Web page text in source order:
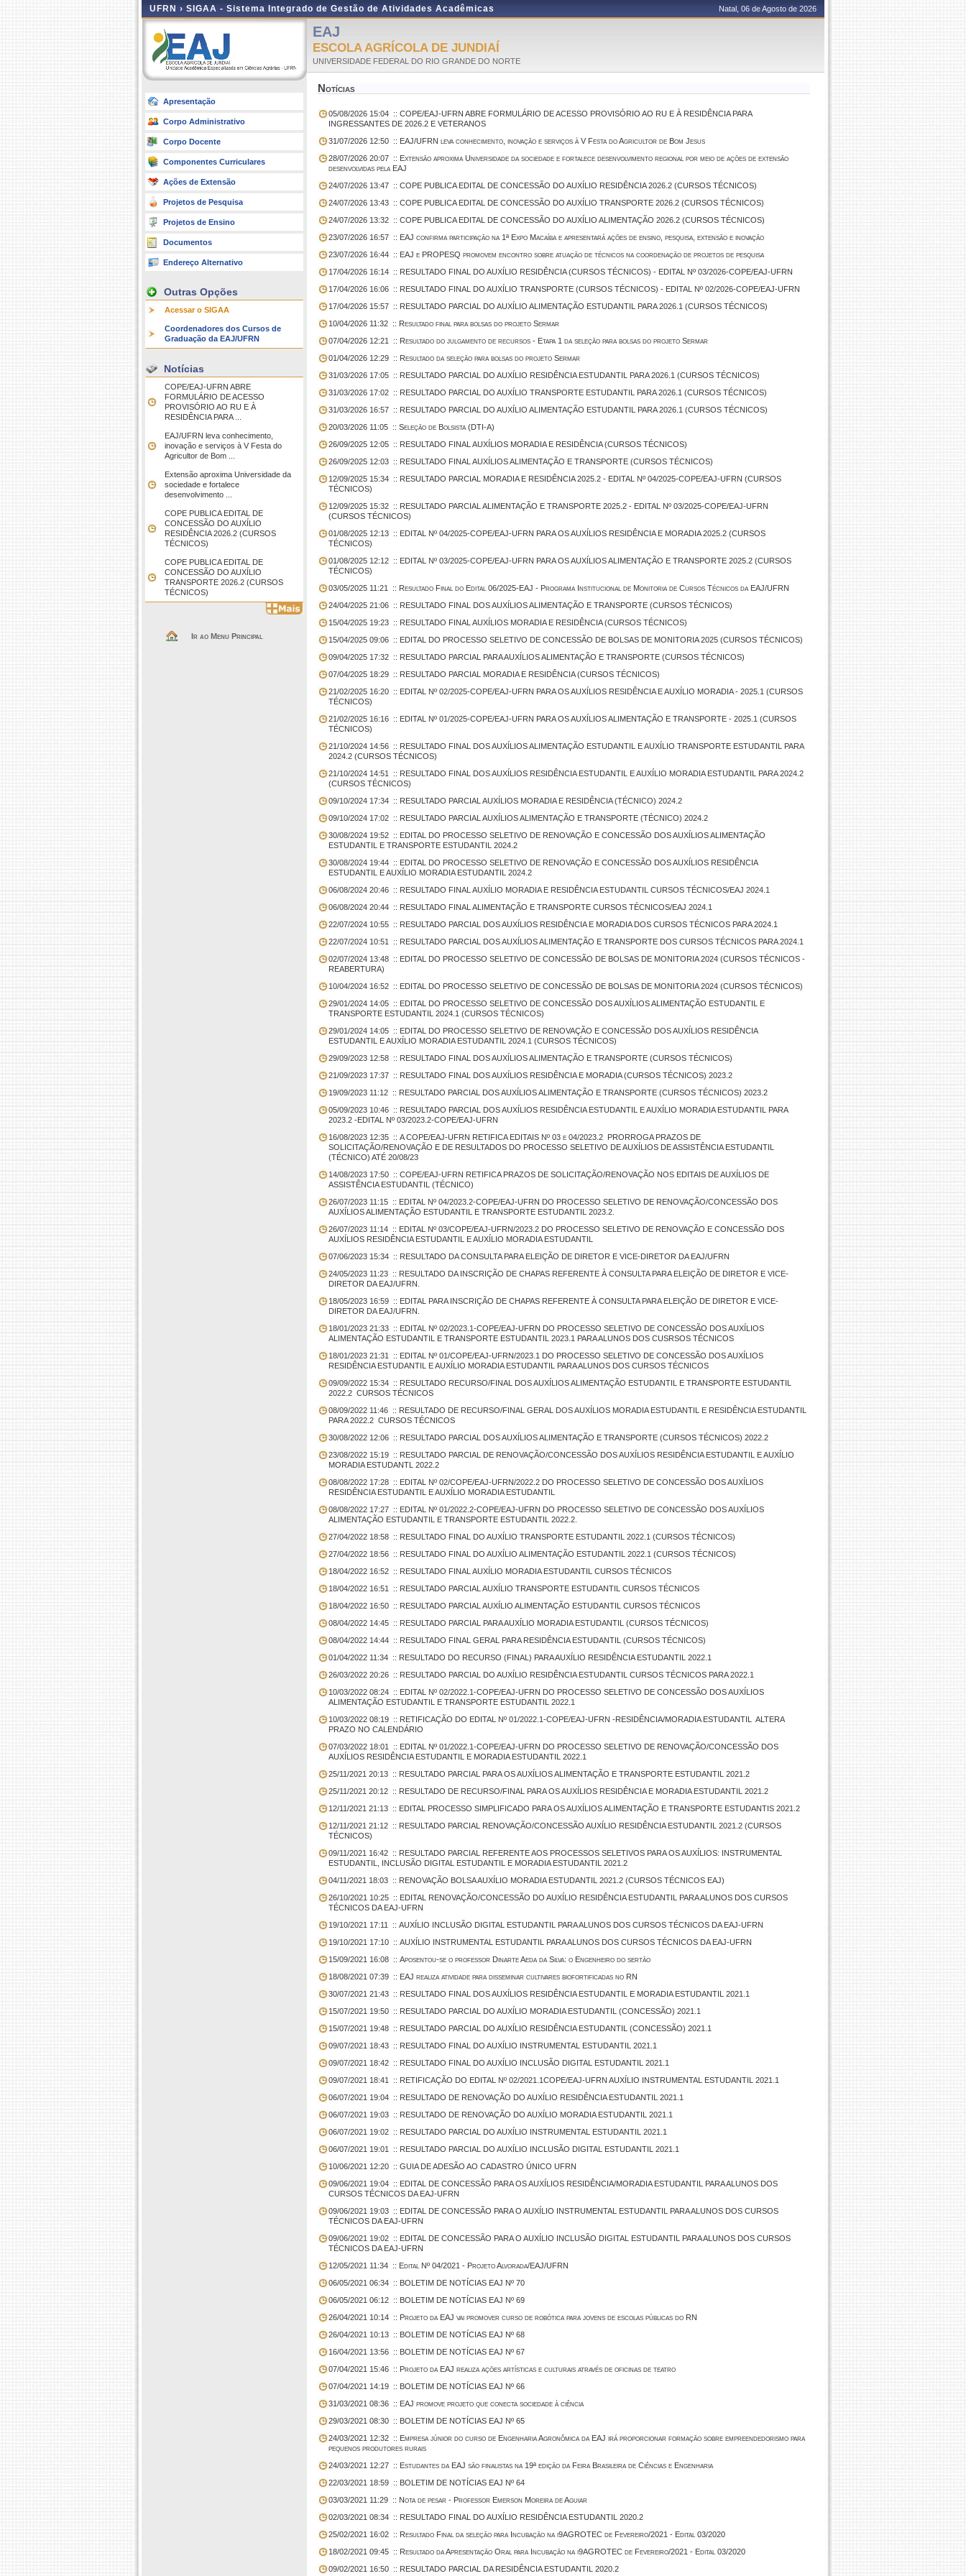
UFRN › SIGAA - Sistema Integrado de Gestão de Atividades Acadêmicas Natal, 06 de Agosto de 2026
Apresentação
Corpo Administrativo
Corpo Docente
Componentes Curriculares
Ações de Extensão
Projetos de Pesquisa
Projetos de Ensino
Documentos
Endereço Alternativo
Outras Opções
Acessar o SIGAA
Coordenadores dos Cursos de
Graduação da EAJ/UFRN
Notícias
COPE/EAJ-UFRN ABRE
FORMULÁRIO DE ACESSO
PROVISÓRIO AO RU E À
RESIDÊNCIA PARA ...
EAJ/UFRN leva conhecimento,
inovação e serviços à V Festa do
Agricultor de Bom ...
Extensão aproxima Universidade da
sociedade e fortalece
desenvolvimento ...
COPE PUBLICA EDITAL DE
CONCESSÃO DO AUXÍLIO
RESIDÊNCIA 2026.2 (CURSOS
TÉCNICOS)
COPE PUBLICA EDITAL DE
CONCESSÃO DO AUXÍLIO
TRANSPORTE 2026.2 (CURSOS
TÉCNICOS)
Ir ao Menu Principal
EAJ
ESCOLA AGRÍCOLA DE JUNDIAÍ
UNIVERSIDADE FEDERAL DO RIO GRANDE DO NORTE
Notícias
05/08/2026 15:04 :: COPE/EAJ-UFRN ABRE FORMULÁRIO DE ACESSO PROVISÓRIO AO RU E À RESIDÊNCIA PARA
INGRESSANTES DE 2026.2 E VETERANOS
31/07/2026 12:50 :: EAJ/UFRN leva conhecimento, inovação e serviços à V Festa do Agricultor de Bom Jesus
28/07/2026 20:07 :: Extensão aproxima Universidade da sociedade e fortalece desenvolvimento regional por meio de ações de extensão
desenvolvidas pela EAJ
24/07/2026 13:47 :: COPE PUBLICA EDITAL DE CONCESSÃO DO AUXÍLIO RESIDÊNCIA 2026.2 (CURSOS TÉCNICOS)
24/07/2026 13:43 :: COPE PUBLICA EDITAL DE CONCESSÃO DO AUXÍLIO TRANSPORTE 2026.2 (CURSOS TÉCNICOS)
24/07/2026 13:32 :: COPE PUBLICA EDITAL DE CONCESSÃO DO AUXÍLIO ALIMENTAÇÃO 2026.2 (CURSOS TÉCNICOS)
23/07/2026 16:57 :: EAJ confirma participação na 1ª Expo Macaíba e apresentará ações de ensino, pesquisa, extensão e inovação
23/07/2026 16:44 :: EAJ e PROPESQ promovem encontro sobre atuação de técnicos na coordenação de projetos de pesquisa
17/04/2026 16:14 :: RESULTADO FINAL DO AUXÍLIO RESIDÊNCIA (CURSOS TÉCNICOS) - EDITAL Nº 03/2026-COPE/EAJ-UFRN
17/04/2026 16:06 :: RESULTADO FINAL DO AUXÍLIO TRANSPORTE (CURSOS TÉCNICOS) - EDITAL Nº 02/2026-COPE/EAJ-UFRN
17/04/2026 15:57 :: RESULTADO PARCIAL DO AUXÍLIO ALIMENTAÇÃO ESTUDANTIL PARA 2026.1 (CURSOS TÉCNICOS)
10/04/2026 11:32 :: Resultado final para bolsas do projeto Sermar
07/04/2026 12:21
:: Resultado do julgamento de recursos - Etapa 1 da seleção para bolsas do projeto Sermar
01/04/2026 12:29 :: Resultado da seleção para bolsas do projeto Sermar
31/03/2026 17:05 :: RESULTADO PARCIAL DO AUXÍLIO RESIDÊNCIA ESTUDANTIL PARA 2026.1 (CURSOS TÉCNICOS)
31/03/2026 17:02 :: RESULTADO PARCIAL DO AUXÍLIO TRANSPORTE ESTUDANTIL PARA 2026.1 (CURSOS TÉCNICOS)
31/03/2026 16:57 :: RESULTADO PARCIAL DO AUXÍLIO ALIMENTAÇÃO ESTUDANTIL PARA 2026.1 (CURSOS TÉCNICOS)
20/03/2026 11:05 :: Seleção de Bolsista (DTI-A)
26/09/2025 12:05 :: RESULTADO FINAL AUXÍLIOS MORADIA E RESIDÊNCIA (CURSOS TÉCNICOS)
26/09/2025 12:03 :: RESULTADO FINAL AUXÍLIOS ALIMENTAÇÃO E TRANSPORTE (CURSOS TÉCNICOS)
12/09/2025 15:34 :: RESULTADO PARCIAL MORADIA E RESIDÊNCIA 2025.2 - EDITAL Nº 04/2025-COPE/EAJ-UFRN (CURSOS
TÉCNICOS)
12/09/2025 15:32 :: RESULTADO PARCIAL ALIMENTAÇÃO E TRANSPORTE 2025.2 - EDITAL Nº 03/2025-COPE/EAJ-UFRN
(CURSOS TÉCNICOS)
01/08/2025 12:13 :: EDITAL Nº 04/2025-COPE/EAJ-UFRN PARA OS AUXÍLIOS RESIDÊNCIA E MORADIA 2025.2 (CURSOS
TÉCNICOS)
01/08/2025 12:12 :: EDITAL Nº 03/2025-COPE/EAJ-UFRN PARA OS AUXÍLIOS ALIMENTAÇÃO E TRANSPORTE 2025.2 (CURSOS
TÉCNICOS)
03/05/2025 11:21
:: Resultado Final do Edital 06/2025-EAJ - Programa Institucional de Monitoria de Cursos Técnicos da EAJ/UFRN
24/04/2025 21:06 :: RESULTADO FINAL DOS AUXÍLIOS ALIMENTAÇÃO E TRANSPORTE (CURSOS TÉCNICOS)
15/04/2025 19:23 :: RESULTADO FINAL AUXÍLIOS MORADIA E RESIDÊNCIA (CURSOS TÉCNICOS)
15/04/2025 09:06 :: EDITAL DO PROCESSO SELETIVO DE CONCESSÃO DE BOLSAS DE MONITORIA 2025 (CURSOS TÉCNICOS)
09/04/2025 17:32 :: RESULTADO PARCIAL PARA AUXÍLIOS ALIMENTAÇÃO E TRANSPORTE (CURSOS TÉCNICOS)
07/04/2025 18:29 :: RESULTADO PARCIAL MORADIA E RESIDÊNCIA (CURSOS TÉCNICOS)
21/02/2025 16:20 :: EDITAL Nº 02/2025-COPE/EAJ-UFRN PARA OS AUXÍLIOS RESIDÊNCIA E AUXÍLIO MORADIA - 2025.1 (CURSOS
TÉCNICOS)
21/02/2025 16:16 :: EDITAL Nº 01/2025-COPE/EAJ-UFRN PARA OS AUXÍLIOS ALIMENTAÇÃO E TRANSPORTE - 2025.1 (CURSOS
TÉCNICOS)
21/10/2024 14:56 :: RESULTADO FINAL DOS AUXÍLIOS ALIMENTAÇÃO ESTUDANTIL E AUXÍLIO TRANSPORTE ESTUDANTIL PARA
2024.2 (CURSOS TÉCNICOS)
21/10/2024 14:51
:: RESULTADO FINAL DOS AUXÍLIOS RESIDÊNCIA ESTUDANTIL E AUXÍLIO MORADIA ESTUDANTIL PARA 2024.2
(CURSOS TÉCNICOS)
09/10/2024 17:34 :: RESULTADO PARCIAL AUXÍLIOS MORADIA E RESIDÊNCIA (TÉCNICO) 2024.2
09/10/2024 17:02 :: RESULTADO PARCIAL AUXÍLIOS ALIMENTAÇÃO E TRANSPORTE (TÉCNICO) 2024.2
30/08/2024 19:52 :: EDITAL DO PROCESSO SELETIVO DE RENOVAÇÃO E CONCESSÃO DOS AUXÍLIOS ALIMENTAÇÃO
ESTUDANTIL E TRANSPORTE ESTUDANTIL 2024.2
30/08/2024 19:44 :: EDITAL DO PROCESSO SELETIVO DE RENOVAÇÃO E CONCESSÃO DOS AUXÍLIOS RESIDÊNCIA
ESTUDANTIL E AUXÍLIO MORADIA ESTUDANTIL 2024.2
06/08/2024 20:46 :: RESULTADO FINAL AUXÍLIO MORADIA E RESIDÊNCIA ESTUDANTIL CURSOS TÉCNICOS/EAJ 2024.1
06/08/2024 20:44 :: RESULTADO FINAL ALIMENTAÇÃO E TRANSPORTE CURSOS TÉCNICOS/EAJ 2024.1
22/07/2024 10:55 :: RESULTADO PARCIAL DOS AUXÍLIOS RESIDÊNCIA E MORADIA DOS CURSOS TÉCNICOS PARA 2024.1
22/07/2024 10:51
:: RESULTADO PARCIAL DOS AUXÍLIOS ALIMENTAÇÃO E TRANSPORTE DOS CURSOS TÉCNICOS PARA 2024.1
02/07/2024 13:48 :: EDITAL DO PROCESSO SELETIVO DE CONCESSÃO DE BOLSAS DE MONITORIA 2024 (CURSOS TÉCNICOS -
REABERTURA)
10/04/2024 16:52 :: EDITAL DO PROCESSO SELETIVO DE CONCESSÃO DE BOLSAS DE MONITORIA 2024 (CURSOS TÉCNICOS)
29/01/2024 14:05 :: EDITAL DO PROCESSO SELETIVO DE CONCESSÃO DOS AUXÍLIOS ALIMENTAÇÃO ESTUDANTIL E
TRANSPORTE ESTUDANTIL 2024.1 (CURSOS TÉCNICOS)
29/01/2024 14:05 :: EDITAL DO PROCESSO SELETIVO DE RENOVAÇÃO E CONCESSÃO DOS AUXÍLIOS RESIDÊNCIA
ESTUDANTIL E AUXÍLIO MORADIA ESTUDANTIL 2024.1 (CURSOS TÉCNICOS)
29/09/2023 12:58 :: RESULTADO FINAL DOS AUXÍLIOS ALIMENTAÇÃO E TRANSPORTE (CURSOS TÉCNICOS)
21/09/2023 17:37 :: RESULTADO FINAL DOS AUXÍLIOS RESIDÊNCIA E MORADIA (CURSOS TÉCNICOS) 2023.2
19/09/2023 11:12 :: RESULTADO PARCIAL DOS AUXÍLIOS ALIMENTAÇÃO E TRANSPORTE (CURSOS TÉCNICOS) 2023.2
05/09/2023 10:46 :: RESULTADO PARCIAL DOS AUXÍLIOS RESIDÊNCIA ESTUDANTIL E AUXÍLIO MORADIA ESTUDANTIL PARA
2023.2 -EDITAL Nº 03/2023.2-COPE/EAJ-UFRN
16/08/2023 12:35 :: A COPE/EAJ-UFRN RETIFICA EDITAIS Nº 03 e 04/2023.2  PRORROGA PRAZOS DE
SOLICITAÇÃO/RENOVAÇÃO E DE RESULTADOS DO PROCESSO SELETIVO DE AUXÍLIOS DE ASSISTÊNCIA ESTUDANTIL
(TÉCNICO) ATÉ 20/08/23
14/08/2023 17:50 :: COPE/EAJ-UFRN RETIFICA PRAZOS DE SOLICITAÇÃO/RENOVAÇÃO NOS EDITAIS DE AUXÍLIOS DE
ASSISTÊNCIA ESTUDANTIL (TÉCNICO)
26/07/2023 11:15 :: EDITAL Nº 04/2023.2-COPE/EAJ-UFRN DO PROCESSO SELETIVO DE RENOVAÇÃO/CONCESSÃO DOS
AUXÍLIOS ALIMENTAÇÃO ESTUDANTIL E TRANSPORTE ESTUDANTIL 2023.2.
26/07/2023 11:14 :: EDITAL Nº 03/COPE/EAJ-UFRN/2023.2 DO PROCESSO SELETIVO DE RENOVAÇÃO E CONCESSÃO DOS
AUXÍLIOS RESIDÊNCIA ESTUDANTIL E AUXÍLIO MORADIA ESTUDANTIL
07/06/2023 15:34 :: RESULTADO DA CONSULTA PARA ELEIÇÃO DE DIRETOR E VICE-DIRETOR DA EAJ/UFRN
24/05/2023 11:23 :: RESULTADO DA INSCRIÇÃO DE CHAPAS REFERENTE À CONSULTA PARA ELEIÇÃO DE DIRETOR E VICE-
DIRETOR DA EAJ/UFRN.
18/05/2023 16:59 :: EDITAL PARA INSCRIÇÃO DE CHAPAS REFERENTE À CONSULTA PARA ELEIÇÃO DE DIRETOR E VICE-
DIRETOR DA EAJ/UFRN.
18/01/2023 21:33 :: EDITAL Nº 02/2023.1-COPE/EAJ-UFRN DO PROCESSO SELETIVO DE CONCESSÃO DOS AUXÍLIOS
ALIMENTAÇÃO ESTUDANTIL E TRANSPORTE ESTUDANTIL 2023.1 PARA ALUNOS DOS CUSRSOS TÉCNICOS
18/01/2023 21:31
:: EDITAL Nº 01/COPE/EAJ-UFRN/2023.1 DO PROCESSO SELETIVO DE CONCESSÃO DOS AUXÍLIOS
RESIDÊNCIA ESTUDANTIL E AUXÍLIO MORADIA ESTUDANTIL PARA ALUNOS DOS CURSOS TÉCNICOS
09/09/2022 15:34 :: RESULTADO RECURSO/FINAL DOS AUXÍLIOS ALIMENTAÇÃO ESTUDANTIL E TRANSPORTE ESTUDANTIL
2022.2  CURSOS TÉCNICOS
08/09/2022 11:46 :: RESULTADO DE RECURSO/FINAL GERAL DOS AUXÍLIOS MORADIA ESTUDANTIL E RESIDÊNCIA ESTUDANTIL
PARA 2022.2  CURSOS TÉCNICOS
30/08/2022 12:06 :: RESULTADO PARCIAL DOS AUXÍLIOS ALIMENTAÇÃO E TRANSPORTE (CURSOS TÉCNICOS) 2022.2
23/08/2022 15:19 :: RESULTADO PARCIAL DE RENOVAÇÃO/CONCESSÃO DOS AUXÍLIOS RESIDÊNCIA ESTUDANTIL E AUXÍLIO
MORADIA ESTUDANTL 2022.2
08/08/2022 17:28 :: EDITAL Nº 02/COPE/EAJ-UFRN/2022.2 DO PROCESSO SELETIVO DE CONCESSÃO DOS AUXÍLIOS
RESIDÊNCIA ESTUDANTIL E AUXÍLIO MORADIA ESTUDANTIL
08/08/2022 17:27 :: EDITAL Nº 01/2022.2-COPE/EAJ-UFRN DO PROCESSO SELETIVO DE CONCESSÃO DOS AUXÍLIOS
ALIMENTAÇÃO ESTUDANTIL E TRANSPORTE ESTUDANTIL 2022.2.
27/04/2022 18:58 :: RESULTADO FINAL DO AUXÍLIO TRANSPORTE ESTUDANTIL 2022.1 (CURSOS TÉCNICOS)
27/04/2022 18:56 :: RESULTADO FINAL DO AUXÍLIO ALIMENTAÇÃO ESTUDANTIL 2022.1 (CURSOS TÉCNICOS)
18/04/2022 16:52 :: RESULTADO FINAL AUXÍLIO MORADIA ESTUDANTIL CURSOS TÉCNICOS
18/04/2022 16:51
:: RESULTADO PARCIAL AUXÍLIO TRANSPORTE ESTUDANTIL CURSOS TÉCNICOS
18/04/2022 16:50 :: RESULTADO PARCIAL AUXÍLIO ALIMENTAÇÃO ESTUDANTIL CURSOS TÉCNICOS
08/04/2022 14:45 :: RESULTADO PARCIAL PARA AUXÍLIO MORADIA ESTUDANTIL (CURSOS TÉCNICOS)
08/04/2022 14:44 :: RESULTADO FINAL GERAL PARA RESIDÊNCIA ESTUDANTIL (CURSOS TÉCNICOS)
01/04/2022 11:34 :: RESULTADO DO RECURSO (FINAL) PARA AUXÍLIO RESIDÊNCIA ESTUDANTIL 2022.1
26/03/2022 20:26 :: RESULTADO PARCIAL DO AUXÍLIO RESIDÊNCIA ESTUDANTIL CURSOS TÉCNICOS PARA 2022.1
10/03/2022 08:24 :: EDITAL Nº 02/2022.1-COPE/EAJ-UFRN DO PROCESSO SELETIVO DE CONCESSÃO DOS AUXÍLIOS
ALIMENTAÇÃO ESTUDANTIL E TRANSPORTE ESTUDANTIL 2022.1
10/03/2022 08:19 :: RETIFICAÇÃO DO EDITAL Nº 01/2022.1-COPE/EAJ-UFRN -RESIDÊNCIA/MORADIA ESTUDANTIL  ALTERA
PRAZO NO CALENDÁRIO
07/03/2022 18:01
:: EDITAL Nº 01/2022.1-COPE/EAJ-UFRN DO PROCESSO SELETIVO DE RENOVAÇÃO/CONCESSÃO DOS
AUXÍLIOS RESIDÊNCIA ESTUDANTIL E MORADIA ESTUDANTIL 2022.1
25/11/2021 20:13 :: RESULTADO PARCIAL PARA OS AUXÍLIOS ALIMENTAÇÃO E TRANSPORTE ESTUDANTIL 2021.2
25/11/2021 20:12 :: RESULTADO DE RECURSO/FINAL PARA OS AUXÍLIOS RESIDÊNCIA E MORADIA ESTUDANTIL 2021.2
12/11/2021 21:13 :: EDITAL PROCESSO SIMPLIFICADO PARA OS AUXÍLIOS ALIMENTAÇÃO E TRANSPORTE ESTUDANTIS 2021.2
12/11/2021 21:12 :: RESULTADO PARCIAL RENOVAÇÃO/CONCESSÃO AUXÍLIO RESIDÊNCIA ESTUDANTIL 2021.2 (CURSOS
TÉCNICOS)
09/11/2021 16:42 :: RESULTADO PARCIAL REFERENTE AOS PROCESSOS SELETIVOS PARA OS AUXÍLIOS: INSTRUMENTAL
ESTUDANTIL, INCLUSÃO DIGITAL ESTUDANTIL E MORADIA ESTUDANTIL 2021.2
04/11/2021 18:03 :: RENOVAÇÃO BOLSA AUXÍLIO MORADIA ESTUDANTIL 2021.2 (CURSOS TÉCNICOS EAJ)
26/10/2021 10:25 :: EDITAL RENOVAÇÃO/CONCESSÃO DO AUXÍLIO RESIDÊNCIA ESTUDANTIL PARA ALUNOS DOS CURSOS
TÉCNICOS DA EAJ-UFRN
19/10/2021 17:11
:: AUXÍLIO INCLUSÃO DIGITAL ESTUDANTIL PARA ALUNOS DOS CURSOS TÉCNICOS DA EAJ-UFRN
19/10/2021 17:10 :: AUXÍLIO INSTRUMENTAL ESTUDANTIL PARA ALUNOS DOS CURSOS TÉCNICOS DA EAJ-UFRN
15/09/2021 16:08 :: Aposentou-se o professor Dinarte Aeda da Silva: o Engenheiro do sertão
18/08/2021 07:39 :: EAJ realiza atividade para disseminar cultivares biofortificadas no RN
30/07/2021 21:43 :: RESULTADO FINAL DOS AUXÍLIOS RESIDÊNCIA ESTUDANTIL E MORADIA ESTUDANTIL 2021.1
15/07/2021 19:50 :: RESULTADO PARCIAL DO AUXÍLIO MORADIA ESTUDANTIL (CONCESSÃO) 2021.1
15/07/2021 19:48 :: RESULTADO PARCIAL DO AUXÍLIO RESIDÊNCIA ESTUDANTIL (CONCESSÃO) 2021.1
09/07/2021 18:43 :: RESULTADO FINAL DO AUXÍLIO INSTRUMENTAL ESTUDANTIL 2021.1
09/07/2021 18:42 :: RESULTADO FINAL DO AUXÍLIO INCLUSÃO DIGITAL ESTUDANTIL 2021.1
09/07/2021 18:41
:: RETIFICAÇÃO DO EDITAL Nº 02/2021.1COPE/EAJ-UFRN AUXÍLIO INSTRUMENTAL ESTUDANTIL 2021.1
06/07/2021 19:04 :: RESULTADO DE RENOVAÇÃO DO AUXÍLIO RESIDÊNCIA ESTUDANTIL 2021.1
06/07/2021 19:03 :: RESULTADO DE RENOVAÇÃO DO AUXÍLIO MORADIA ESTUDANTIL 2021.1
06/07/2021 19:02 :: RESULTADO PARCIAL DO AUXÍLIO INSTRUMENTAL ESTUDANTIL 2021.1
06/07/2021 19:01
:: RESULTADO PARCIAL DO AUXÍLIO INCLUSÃO DIGITAL ESTUDANTIL 2021.1
10/06/2021 12:20 :: GUIA DE ADESÃO AO CADASTRO ÚNICO UFRN
09/06/2021 19:04 :: EDITAL DE CONCESSÃO PARA OS AUXÍLIOS RESIDÊNCIA/MORADIA ESTUDANTIL PARA ALUNOS DOS
CURSOS TÉCNICOS DA EAJ-UFRN
09/06/2021 19:03 :: EDITAL DE CONCESSÃO PARA O AUXÍLIO INSTRUMENTAL ESTUDANTIL PARA ALUNOS DOS CURSOS
TÉCNICOS DA EAJ-UFRN
09/06/2021 19:02 :: EDITAL DE CONCESSÃO PARA O AUXÍLIO INCLUSÃO DIGITAL ESTUDANTIL PARA ALUNOS DOS CURSOS
TÉCNICOS DA EAJ-UFRN
12/05/2021 11:34 :: Edital Nº 04/2021 - Projeto Alvorada/EAJ/UFRN
06/05/2021 06:34 :: BOLETIM DE NOTÍCIAS EAJ Nº 70
06/05/2021 06:12 :: BOLETIM DE NOTÍCIAS EAJ Nº 69
26/04/2021 10:14 :: Projeto da EAJ vai promover curso de robótica para jovens de escolas públicas do RN
26/04/2021 10:13 :: BOLETIM DE NOTÍCIAS EAJ Nº 68
16/04/2021 13:56 :: BOLETIM DE NOTÍCIAS EAJ Nº 67
07/04/2021 15:46 :: Projeto da EAJ realiza ações artísticas e culturais através de oficinas de teatro
07/04/2021 14:19 :: BOLETIM DE NOTÍCIAS EAJ Nº 66
31/03/2021 08:36 :: EAJ promove projeto que conecta sociedade à ciência
29/03/2021 08:30 :: BOLETIM DE NOTÍCIAS EAJ Nº 65
24/03/2021 12:32 :: Empresa júnior do curso de Engenharia Agronômica da EAJ irá proporcionar formação sobre empreendedorismo para
pequenos produtores rurais
24/03/2021 12:27 :: Estudantes da EAJ são finalistas na 19ª edição da Feira Brasileira de Ciências e Engenharia
22/03/2021 18:59 :: BOLETIM DE NOTÍCIAS EAJ Nº 64
03/03/2021 11:29 :: Nota de pesar - Professor Emerson Moreira de Aguiar
02/03/2021 08:34 :: RESULTADO FINAL DO AUXÍLIO RESIDÊNCIA ESTUDANTIL 2020.2
25/02/2021 16:02 :: Resultado Final da seleção para Incubação na i9AGROTEC de Fevereiro/2021 - Edital 03/2020
18/02/2021 09:45 :: Resultado da Apresentação Oral para Incubação na i9AGROTEC de Fevereiro/2021 - Edital 03/2020
09/02/2021 16:50 :: RESULTADO PARCIAL DA RESIDÊNCIA ESTUDANTIL 2020.2